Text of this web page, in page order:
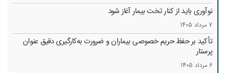
نوآوری باید از کنار تخت بیمار آغاز شود
7 مرداد 1405
تأکید بر حفظ حریم خصوصی بیماران و ضرورت به‌کارگیری دقیق عنوان
پرستار
6 مرداد 1405